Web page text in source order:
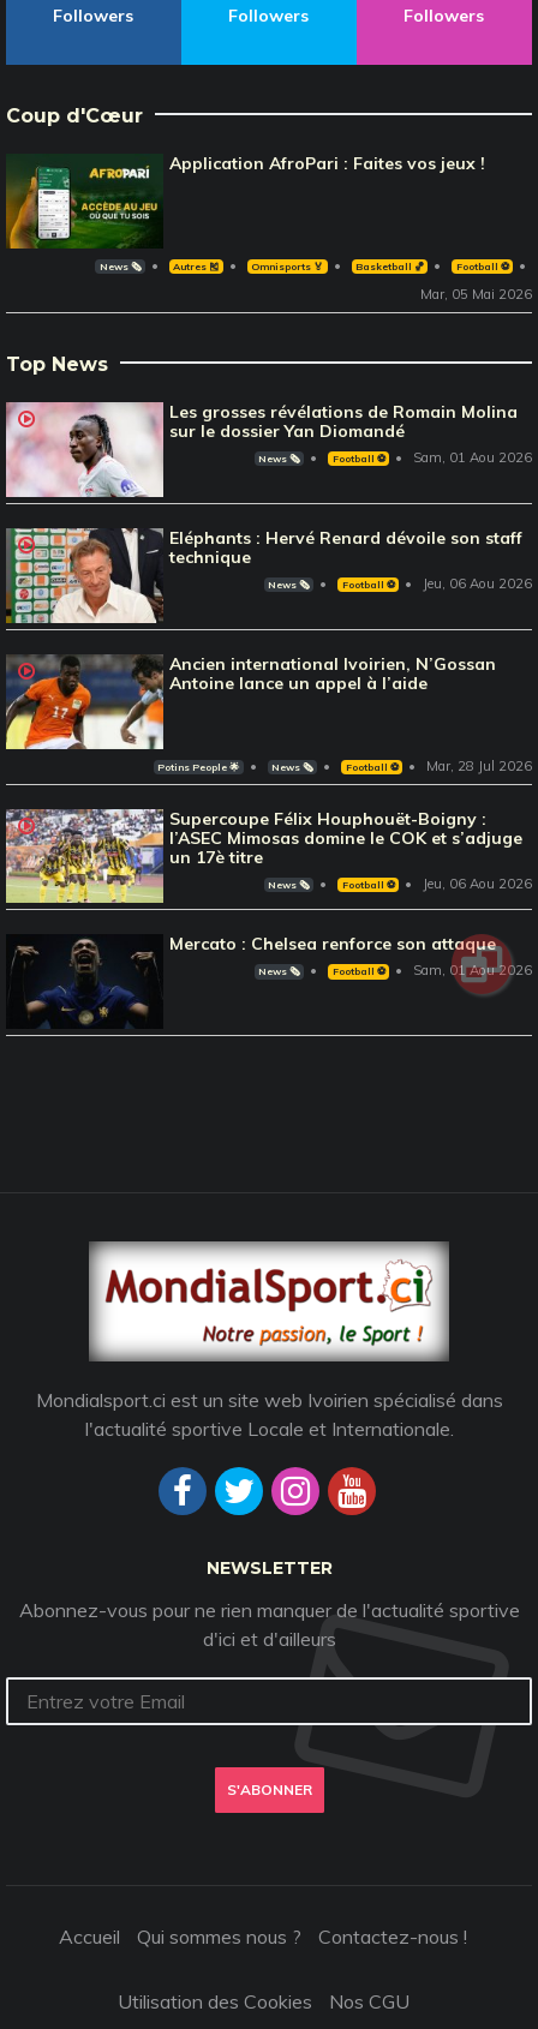
Followers
Followers
Followers
Coup d'Cœur
Application AfroPari : Faites vos jeux !
News 🗞️ Autres 🎽 Omnisports 🏅 Basketball 🏀 Football ⚽️
Mar, 05 Mai 2026
Top News
Les grosses révélations de Romain Molina
sur le dossier Yan Diomandé
News 🗞️ Football ⚽️ Sam, 01 Aou 2026
Eléphants : Hervé Renard dévoile son staff
technique
News 🗞️ Football ⚽️ Jeu, 06 Aou 2026
Ancien international Ivoirien, N’Gossan
Antoine lance un appel à l’aide
Potins People 🌟 News 🗞️ Football ⚽️ Mar, 28 Jul 2026
Supercoupe Félix Houphouët-Boigny :
l’ASEC Mimosas domine le COK et s’adjuge
un 17è titre
News 🗞️ Football ⚽️ Jeu, 06 Aou 2026
Mercato : Chelsea renforce son attaque
News 🗞️ Football ⚽️ Sam, 01 Aou 2026
Mondialsport.ci est un site web Ivoirien spécialisé dans
l'actualité sportive Locale et Internationale.
NEWSLETTER
Abonnez-vous pour ne rien manquer de l'actualité sportive
d'ici et d'ailleurs
S'ABONNER
Accueil Qui sommes nous ? Contactez-nous !
Utilisation des Cookies Nos CGU